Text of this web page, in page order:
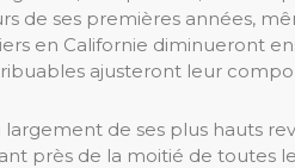
de ses premières années,
en Californie diminueront
ajusteront leur
de ses plus hauts
près de la moitié de toutes